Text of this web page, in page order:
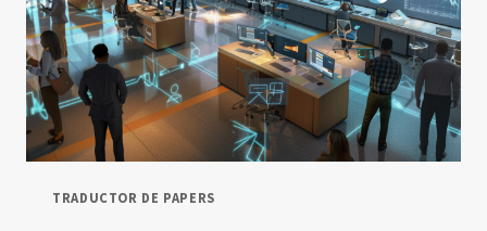
TRADUCTOR DE PAPERS